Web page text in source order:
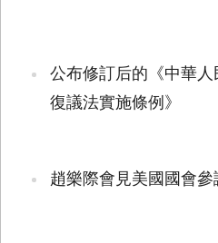
公布修訂后的《中華
復議法實施條例》
趙樂際會見美國國會參